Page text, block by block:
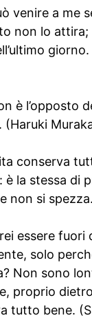
venire a me
non lo attira;
è l’opposto
(Haruki
conserva
la stessa di
non si
essere fuori
solo
Non sono
proprio
tutto bene.